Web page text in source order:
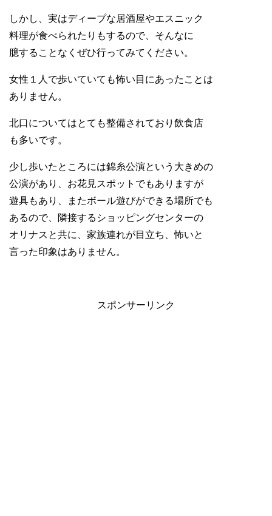
しかし、実はディープな居酒屋やエスニック
料理が食べられたりもするので、そんなに
臆することなくぜひ行ってみてください。
女性１人で歩いていても怖い目にあったことは
ありません。
北口についてはとても整備されており飲食店
も多いです。
少し歩いたところには錦糸公演という大きめの
公演があり、お花見スポットでもありますが
遊具もあり、またボール遊びができる場所でも
あるので、隣接するショッピングセンターの
オリナスと共に、家族連れが目立ち、怖いと
言った印象はありません。
スポンサーリンク